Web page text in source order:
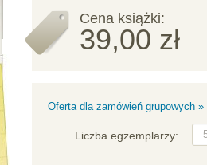
Cena książki:
39,00 zł
Oferta dla zamówień grupowych »
Liczba egzemplarzy: